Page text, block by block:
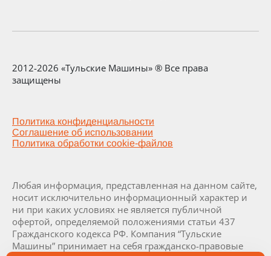
2012-2026 «Тульские Машины» ® Все права
защищены
Политика конфиденциальности
Соглашение об использовании
Политика обработки cookie-файлов
Любая информация, представленная на данном сайте,
носит исключительно информационный характер и
ни при каких условиях не является публичной
офертой, определяемой положениями статьи 437
Гражданского кодекса РФ. Компания “Тульские
Машины” принимает на себя гражданско-правовые